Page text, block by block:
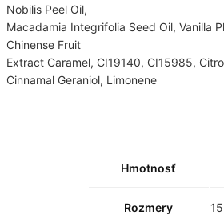
Nobilis Peel Oil,
Macadamia Integrifolia Seed Oil, Vanilla
Chinense Fruit
Extract Caramel, CI19140, CI15985,
Cinnamal Geraniol, Limonene
Hmotnosť
Rozmery